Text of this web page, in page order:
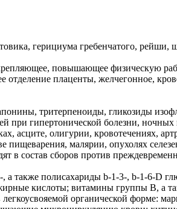
герициума гребенчатого, рейши,
повышающее физическую
плаценты, желчегонное,
тритерпеноиды, гликозиды
гипертонической болезни, ночных
асците, олигурии, кровотечениях,
малярии, опухолях
в состав сборов против
а также полисахариды b-1-3-, b-1-6-D
кислоты; витамины группы В, а
органической форме: